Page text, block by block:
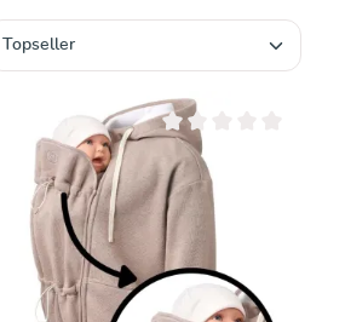
Note moyenne de 0